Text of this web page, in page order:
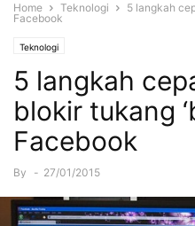
Home Teknologi
5 langkah
Facebook
Teknologi
5 langkah
blokir tukang
Facebook
By - 27/01/2015